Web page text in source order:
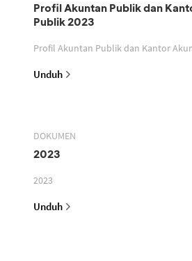
Profil Akuntan Publik dan
Publik 2023
Profil Akuntan Publik dan Kantor
Unduh
DOKUMEN
2023
2023
Unduh